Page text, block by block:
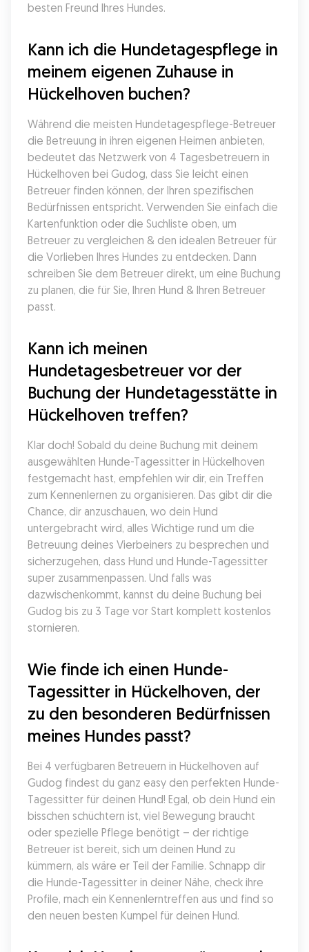
besten Freund Ihres Hundes.
Kann ich die Hundetagespflege in
meinem eigenen Zuhause in
Hückelhoven buchen?
Während die meisten Hundetagespflege-Betreuer
die Betreuung in ihren eigenen Heimen anbieten,
bedeutet das Netzwerk von 4 Tagesbetreuern in
Hückelhoven bei Gudog, dass Sie leicht einen
Betreuer finden können, der Ihren spezifischen
Bedürfnissen entspricht. Verwenden Sie einfach die
Kartenfunktion oder die Suchliste oben, um
Betreuer zu vergleichen & den idealen Betreuer für
die Vorlieben Ihres Hundes zu entdecken. Dann
schreiben Sie dem Betreuer direkt, um eine Buchung
zu planen, die für Sie, Ihren Hund & Ihren Betreuer
passt.
Kann ich meinen
Hundetagesbetreuer vor der
Buchung der Hundetagesstätte in
Hückelhoven treffen?
Klar doch! Sobald du deine Buchung mit deinem
ausgewählten Hunde-Tagessitter in Hückelhoven
festgemacht hast, empfehlen wir dir, ein Treffen
zum Kennenlernen zu organisieren. Das gibt dir die
Chance, dir anzuschauen, wo dein Hund
untergebracht wird, alles Wichtige rund um die
Betreuung deines Vierbeiners zu besprechen und
sicherzugehen, dass Hund und Hunde-Tagessitter
super zusammenpassen. Und falls was
dazwischenkommt, kannst du deine Buchung bei
Gudog bis zu 3 Tage vor Start komplett kostenlos
stornieren.
Wie finde ich einen Hunde-
Tagessitter in Hückelhoven, der
zu den besonderen Bedürfnissen
meines Hundes passt?
Bei 4 verfügbaren Betreuern in Hückelhoven auf
Gudog findest du ganz easy den perfekten Hunde-
Tagessitter für deinen Hund! Egal, ob dein Hund ein
bisschen schüchtern ist, viel Bewegung braucht
oder spezielle Pflege benötigt – der richtige
Betreuer ist bereit, sich um deinen Hund zu
kümmern, als wäre er Teil der Familie. Schnapp dir
die Hunde-Tagessitter in deiner Nähe, check ihre
Profile, mach ein Kennenlerntreffen aus und find so
den neuen besten Kumpel für deinen Hund.